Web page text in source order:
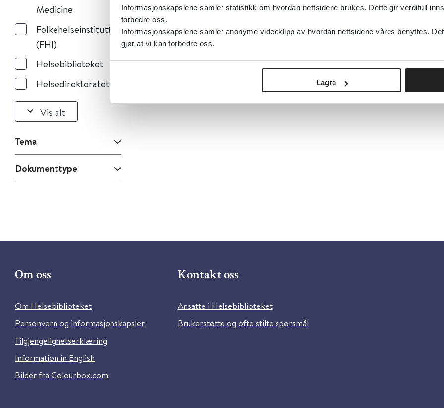
Informasjonskapslene samler statistikk om hvordan nettsidene brukes. Dette gir verdifull
forbedre oss.
Informasjonskapslene samler anonyme videoklipp av hvordan nettsidene våres benyttes.
gjør at vi kan forbedre oss.
Lagre
Medicine
Folkehelseinstituttet
(FHI)
Helsebiblioteket
Helsedirektoratet
Vis alt
Tema
Dokumenttype
Om oss
Om Helsebiblioteket
Personvern og informasjonskapsler
Tilgjengelighetserklæring
Information in English
Bilder fra Colourbox.com
Kontakt oss
Ansatte i Helsebiblioteket
Brukerstøtte og ofte stilte spørsmål